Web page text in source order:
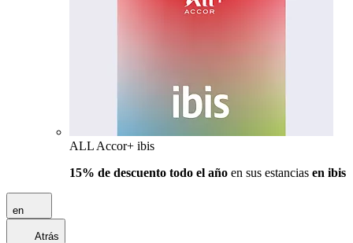
ALL Accor+ ibis
15% de descuento todo el año en sus estancias en ibis
en
Atrás